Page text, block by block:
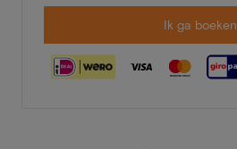
Ik ga boeken